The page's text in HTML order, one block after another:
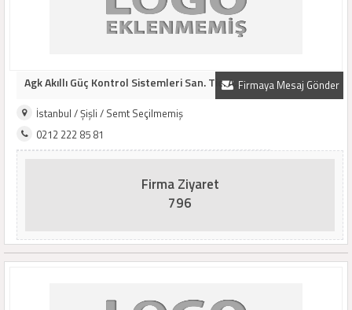
Firmaya Mesaj Gönder
Agk Akıllı Güç Kontrol Sistemleri San. Tic. A..
İstanbul / Şişli / Semt Seçilmemiş
0212 222 85 81
Firma Ziyaret
796